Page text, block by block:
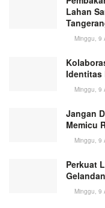
Lahan
Minggu, 9
Identitas
Minggu, 9
Jangan
Memicu
Minggu, 9
Perkuat
Minggu, 9